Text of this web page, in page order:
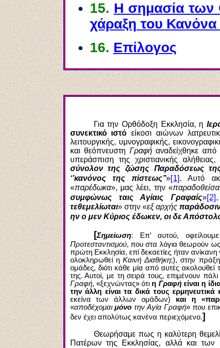
15. Η σημασία των
χάραξη του Κανόνα
16. Επίλογος
Για την Ορθόδοξη Εκκλησία, η
συνεκτικό ιστό είκοσι αιώνων
λειτουργικής, υμνογραφικής,
και θεόπνευστη Γραφήαναδείχθηκε από
υπεράσπιση της χριστιανικής
σύνολον της ζώσης Παραδόσεως
‘’κανόνος της πίστεως’’»[1]. Αυτό
«παρέδωκα», μας λέει, την «
συμφώνως ταις Αγίαις Γραφαίς»[2]
τεθεμελίωται» στην «εξ αρχής παράδοσιν
ην ο μεν Κύριος έδωκεν, οι δε
[Σημείωση: Επ’ αυτού,
Προτεσταντισμού, που στα λόγια θεωρούν
πρώτη Εκκλησία, επί δεκαετίες ήταν
ολοκληρωθεί ηΚαινή Διαθήκη;), στην
ομάδες, διότι κάθε μία από αυτές
της. Αυτοί, με τη σειρά τους, επιμένουν
Γραφή, «ξεχνώντας» ότιη Γραφήείναι η
την άλλη είναι τα δικά τους
εκείνα των άλλων ομάδων) και η
«αποδέχομαιμόνο την Αγία Γραφή» που
δεν έχει απολύτως κανένα περιεχόμενο.]
Θεωρήσαμε πως η καλύτερη
Πατέρων της Εκκλησίας, αλλά και